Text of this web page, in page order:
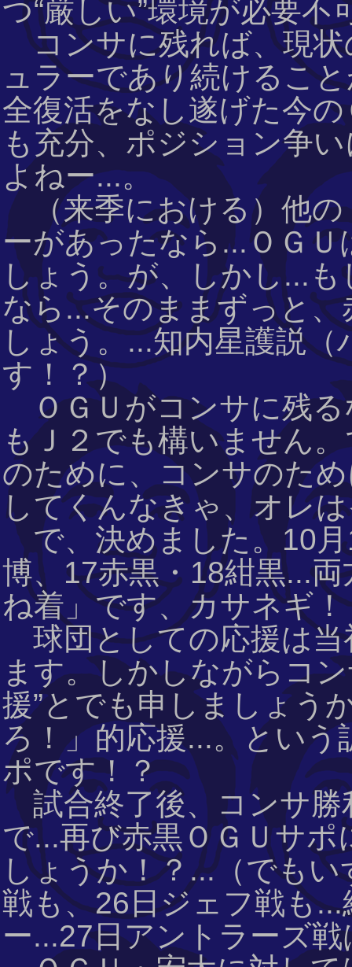
つ“厳しい”環境が必要不
コンサに残れば、現状
ュラーであり続けるこ
全復活をなし遂げた今
も充分、ポジション争
よねー...。
（来季における）他の
ーがあったなら...ＯＧ
しょう。が、しかし...
なら...そのままずっと
しょう。...知内星護説
す！？）
ＯＧＵがコンサに残る
もＪ２でも構いません
のために、コンサのた
してくんなきゃ、オレ
で、決めました。10
博、17赤黒・18紺黒...
ね着」です、カサネギ！
球団としての応援は当
ます。しかしながらコ
援”とでも申しましょう
ろ！」的応援...。という
ポです！？
試合終了後、コンサ勝
で...再び赤黒ＯＧＵサポ
しょうか！？...（でも
戦も、26日ジェフ戦も
ー...27日アントラーズ